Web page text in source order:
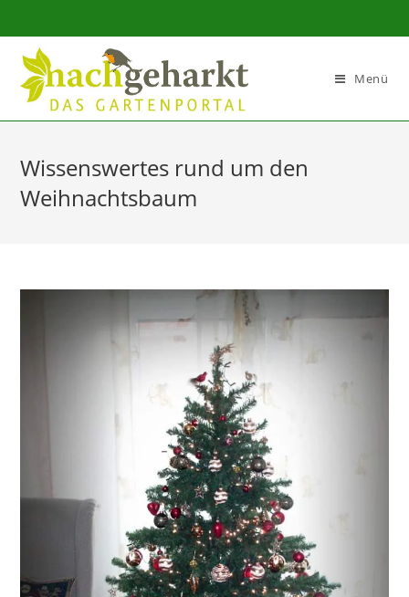
Sidebar-
Inhalt
Menü
Wissenswertes rund um den
Weihnachtsbaum